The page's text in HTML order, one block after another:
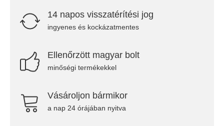
14 napos visszatérítési jog
ingyenes és kockázatmentes
Ellenőrzött magyar bolt
minőségi termékekkel
Vásároljon bármikor
a nap 24 órájában nyitva